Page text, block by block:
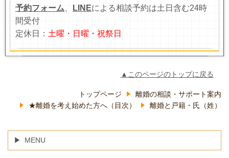
予約フォーム
LINEによる相談予約は土日含む24時
間受付
定休日： 土曜・日曜・祝祭日
▲このページのトップに戻る
トップページ
離婚の相談・サポート案内
★離婚を考え始めた方へ（目次）
離婚と戸籍・氏（姓）
MENU